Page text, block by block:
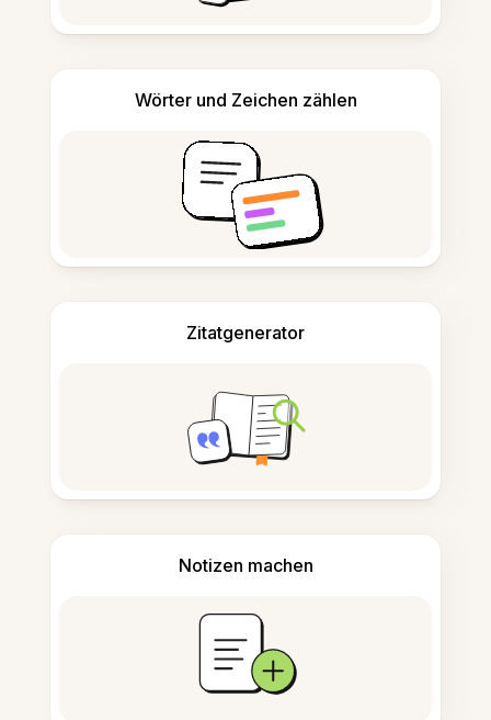
Wörter und Zeichen zählen
Zitatgenerator
Notizen machen